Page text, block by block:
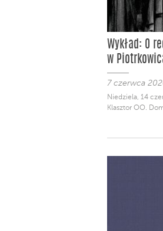
Wykład: O
w
7 czerwca
Niedziela, 14
Klasztor OO.